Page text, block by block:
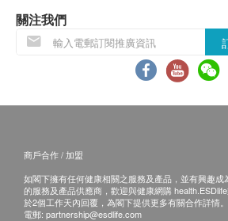
關注我們
商戶合作 / 加盟
如閣下擁有任何健康相關之服務及產品，並有興趣成
的服務及產品供應商，歡迎與健康網購
於2個工作天內回覆，為閣下提供更多有關合作詳情。
電郵: partnership@esdlife.com